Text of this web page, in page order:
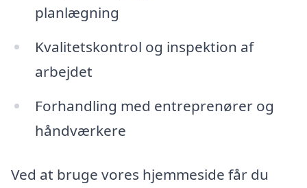
planlægning
Kvalitetskontrol og inspektion af
arbejdet
Forhandling med entreprenører og
håndværkere
Ved at bruge vores hjemmeside får du